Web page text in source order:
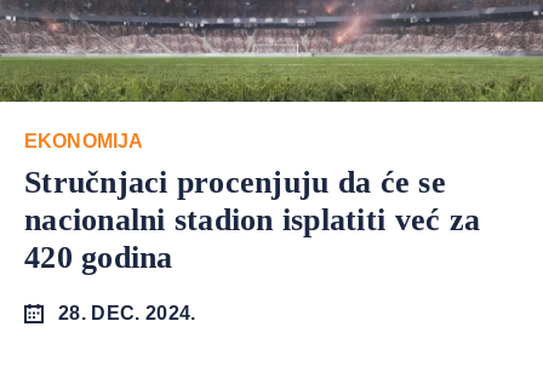
EKONOMIJA
Stručnjaci procenjuju da će se
nacionalni stadion isplatiti već za
420 godina
28. DEC. 2024.